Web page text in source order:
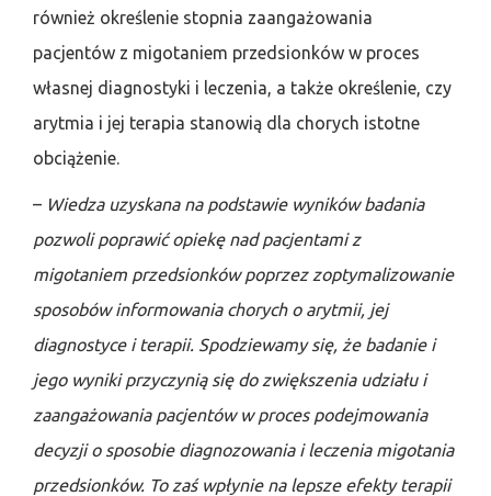
również określenie stopnia zaangażowania
pacjentów z migotaniem przedsionków w proces
własnej diagnostyki i leczenia, a także określenie, czy
arytmia i jej terapia stanowią dla chorych istotne
obciążenie.
– Wiedza uzyskana na podstawie wyników badania
pozwoli poprawić opiekę nad pacjentami z
migotaniem przedsionków poprzez zoptymalizowanie
sposobów informowania chorych o arytmii, jej
diagnostyce i terapii. Spodziewamy się, że badanie i
jego wyniki przyczynią się do zwiększenia udziału i
zaangażowania pacjentów w proces podejmowania
decyzji o sposobie diagnozowania i leczenia migotania
przedsionków. To zaś wpłynie na lepsze efekty terapii